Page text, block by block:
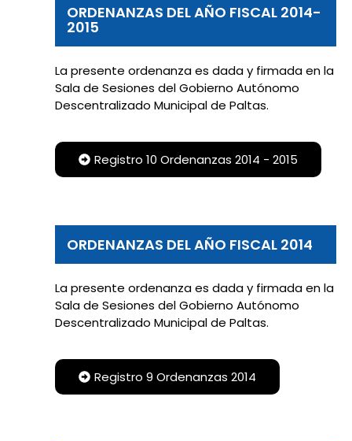
ORDENANZAS DEL AÑO FISCAL 2014-
2015
La presente ordenanza es dada y firmada en la
Sala de Sesiones del Gobierno Autónomo
Descentralizado Municipal de Paltas.
Registro 10 Ordenanzas 2014 - 2015
ORDENANZAS DEL AÑO FISCAL 2014
La presente ordenanza es dada y firmada en la
Sala de Sesiones del Gobierno Autónomo
Descentralizado Municipal de Paltas.
Registro 9 Ordenanzas 2014